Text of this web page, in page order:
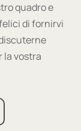
quadro e
di fornirvi
la vostra